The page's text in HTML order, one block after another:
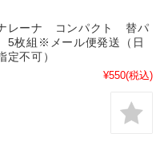
レーナ コンパクト 替パ
枚組※メール便発送（日
定不可）
¥550(税込)